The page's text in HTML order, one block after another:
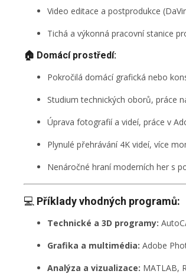
Video editace a postprodukce
Tichá a výkonná pracovní stanice
🏠 Domácí prostředí:
Pokročilá domácí grafická nebo
Studium technických oborů, práce
Úprava fotografií a videí, práce v
Plynulé přehrávání 4K videí, více
Nenáročné hraní moderních her s
💻 Příklady vhodných programů:
Technické a 3D programy:
Grafika a multimédia: Adobe
Analýza a vizualizace: MATLAB,